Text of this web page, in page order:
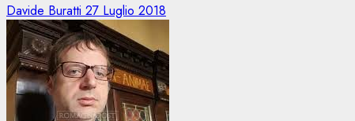
Davide Buratti 27 Luglio 2018